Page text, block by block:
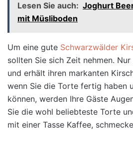
Lesen Sie auch: Joghurt
mit Müsliboden
Um eine gute Schwarzwälder
sollten Sie sich Zeit nehmen.
und erhält ihren markanten
wenn Sie die Torte fertig haben
können, werden Ihre Gäste
Sie die wohl beliebteste Torte
mit einer Tasse Kaffee,